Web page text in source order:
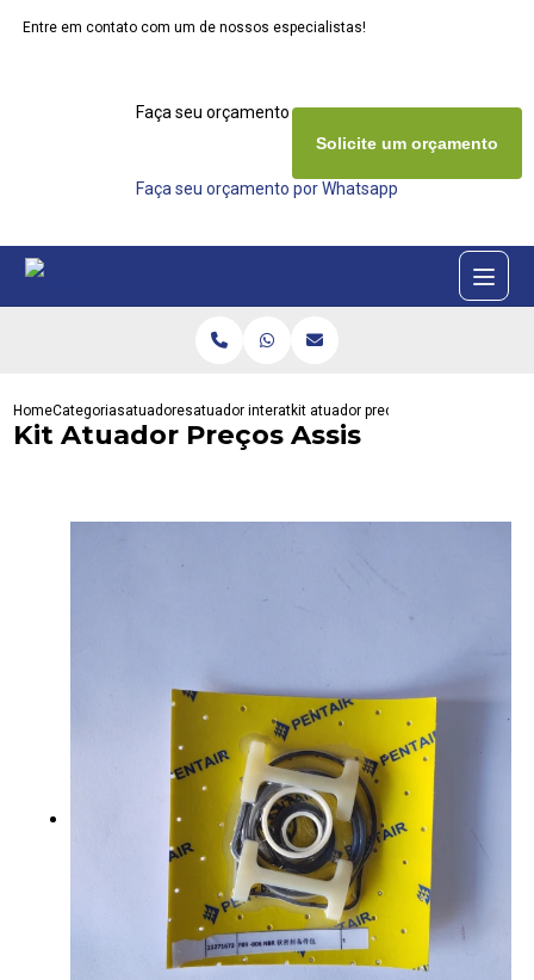
Entre em contato com um de nossos especialistas!
Faça seu orçamento agora mesmo
Faça seu orçamento por Whatsapp
Solicite um orçamento
HomeCategoriasatuadoresatuador interativakit atuador precos assis
Kit Atuador Preços Assis